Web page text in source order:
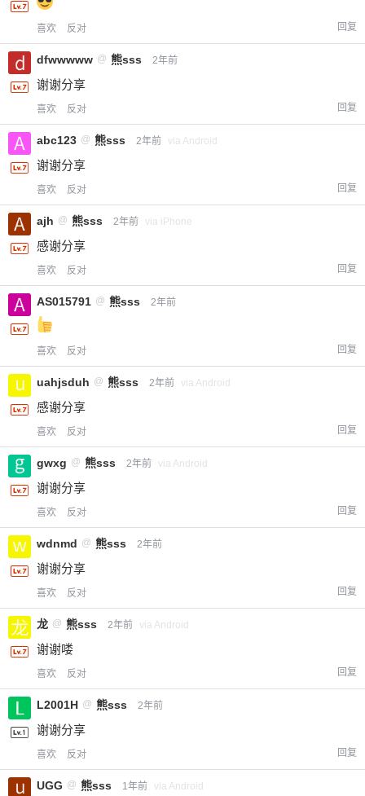
喜欢 反对 回复
dfwwwww @ 熊sss 2年前
谢谢分享
喜欢 反对 回复
abc123 @ 熊sss 2年前 via Android
谢谢分享
喜欢 反对 回复
ajh @ 熊sss 2年前 via iPhone
感谢分享
喜欢 反对 回复
AS015791 @ 熊sss 2年前
喜欢 反对 回复
uahjsduh @ 熊sss 2年前 via Android
感谢分享
喜欢 反对 回复
gwxg @ 熊sss 2年前 via Android
谢谢分享
喜欢 反对 回复
wdnmd @ 熊sss 2年前
谢谢分享
喜欢 反对 回复
龙 @ 熊sss 2年前 via Android
谢谢喽
喜欢 反对 回复
L2001H @ 熊sss 2年前
谢谢分享
喜欢 反对 回复
UGG @ 熊sss 1年前 via Android